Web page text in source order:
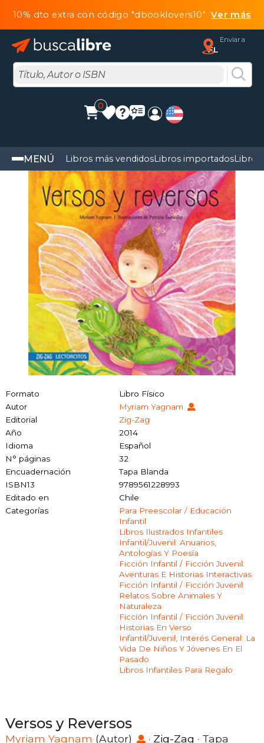
10% dto extra con código "dbooklovers10"Ver más
Enviar a
FL
0
MENÚ Libros más vendidosLibros importadosLibros
Formato
Libro Físico
Autor
Myriam Yagnam
Editorial
Zig-Zag
Año
2014
Idioma
Español
N° páginas
32
Encuadernación
Tapa Blanda
ISBN13
9789561228993
Editado en
Chile
Categorías
Para Preescolar / Educación
Infantil
Libros Ilustrados Infantiles
Infantil/juvenil: Anuarios,
Antologías Y Poesía
Ficción Infantil / Ficción Juvenil:
Aventuras E Historias Interactivas
Ficción Infantil / Ficción Juvenil:
Relatos Sobre Animales Y
Naturaleza
Ficción Infantil / Ficción Juvenil:
Historias En Verso
Infantil/juvenil, Interés General: La
Vida De Niños Y Jóvenes En El
Pasado
Libros Infantiles Para Regalo
Versos y Reversos
Myriam Yagnam (Autor) · Zig-Zag · Tapa